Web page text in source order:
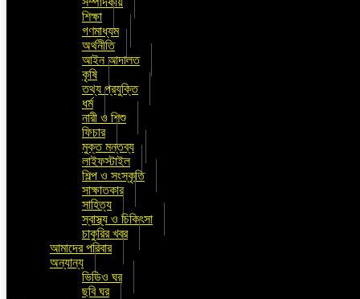
শিক্ষা
গণমাধ্যম
অর্থনীতি
আইন আদালত
কৃষি
তথ্য প্রযুক্তি
ধর্ম
নারী ও শিশু
ফিচার
মুক্ত মন্তব্য
লাইফস্টাইল
শিল্প ও সংস্কৃতি
সাক্ষাতকার
সাহিত্য
স্বাস্থ্য ও চিকিৎসা
চাকুরির খবর
আমাদের পরিবার
অন্যান্য
ভিডিও ঘর
ছবি ঘর